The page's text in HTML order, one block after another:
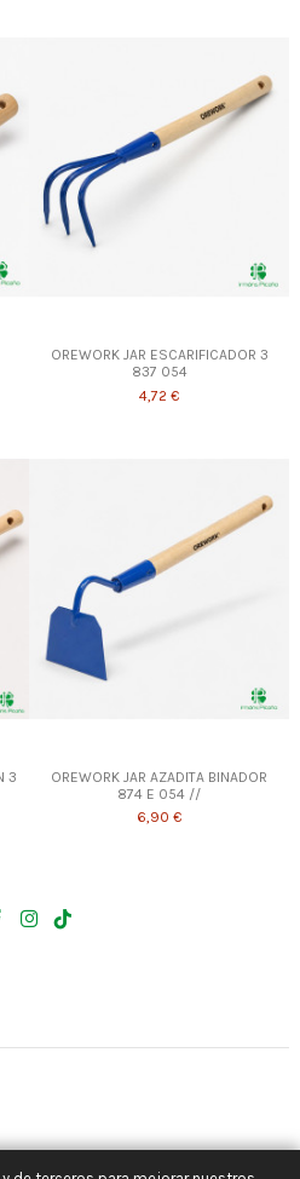
OREWORK JAR ESCARIFICADOR 3
837 054
4,72 €
3
OREWORK JAR AZADITA BINADOR
874 E 054 //
6,90 €